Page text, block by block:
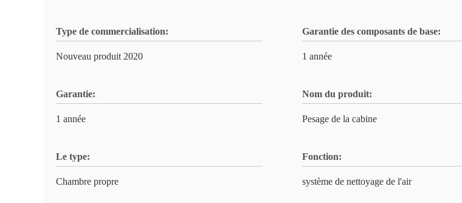
Type de commercialisation:
Nouveau produit 2020
Garantie des composants de base:
1 année
Garantie:
1 année
Nom du produit:
Pesage de la cabine
Le type:
Chambre propre
Fonction:
système de nettoyage de l'air